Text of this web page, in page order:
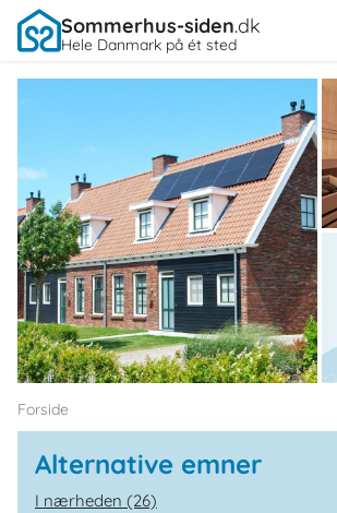
Sommerhus-siden.dk
Hele Danmark på ét sted
Forside
Alternative emner
I nærheden (26)